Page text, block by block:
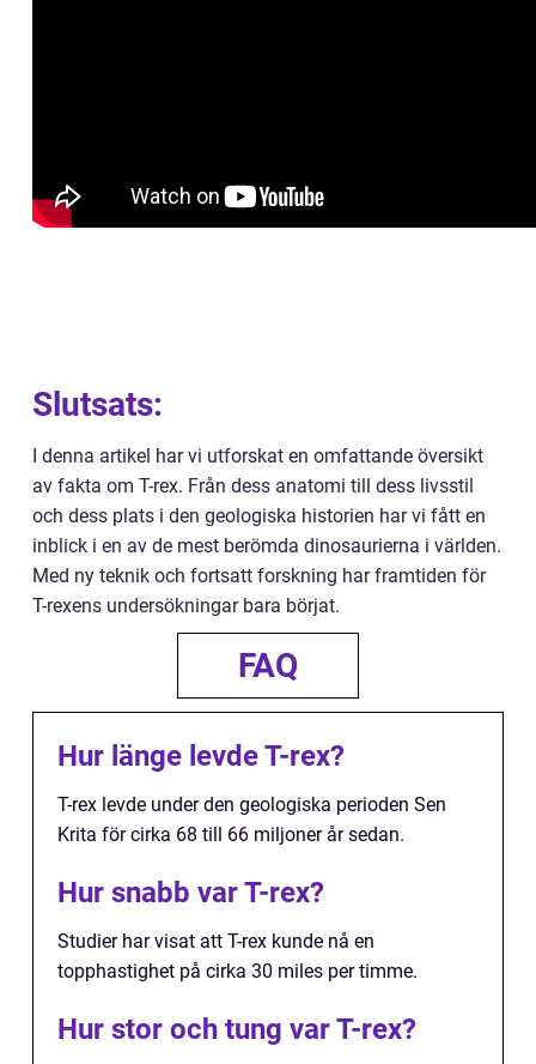
Slutsats:
I denna artikel har vi utforskat en omfattande översikt
av fakta om T-rex. Från dess anatomi till dess livsstil
och dess plats i den geologiska historien har vi fått en
inblick i en av de mest berömda dinosaurierna i världen.
Med ny teknik och fortsatt forskning har framtiden för
T-rexens undersökningar bara börjat.
FAQ
Hur länge levde T-rex?
T-rex levde under den geologiska perioden Sen
Krita för cirka 68 till 66 miljoner år sedan.
Hur snabb var T-rex?
Studier har visat att T-rex kunde nå en
topphastighet på cirka 30 miles per timme.
Hur stor och tung var T-rex?